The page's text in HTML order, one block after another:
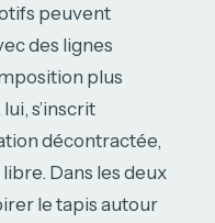
peuvent
des lignes
plus
s’inscrit
décontractée,
Dans les deux
le tapis autour